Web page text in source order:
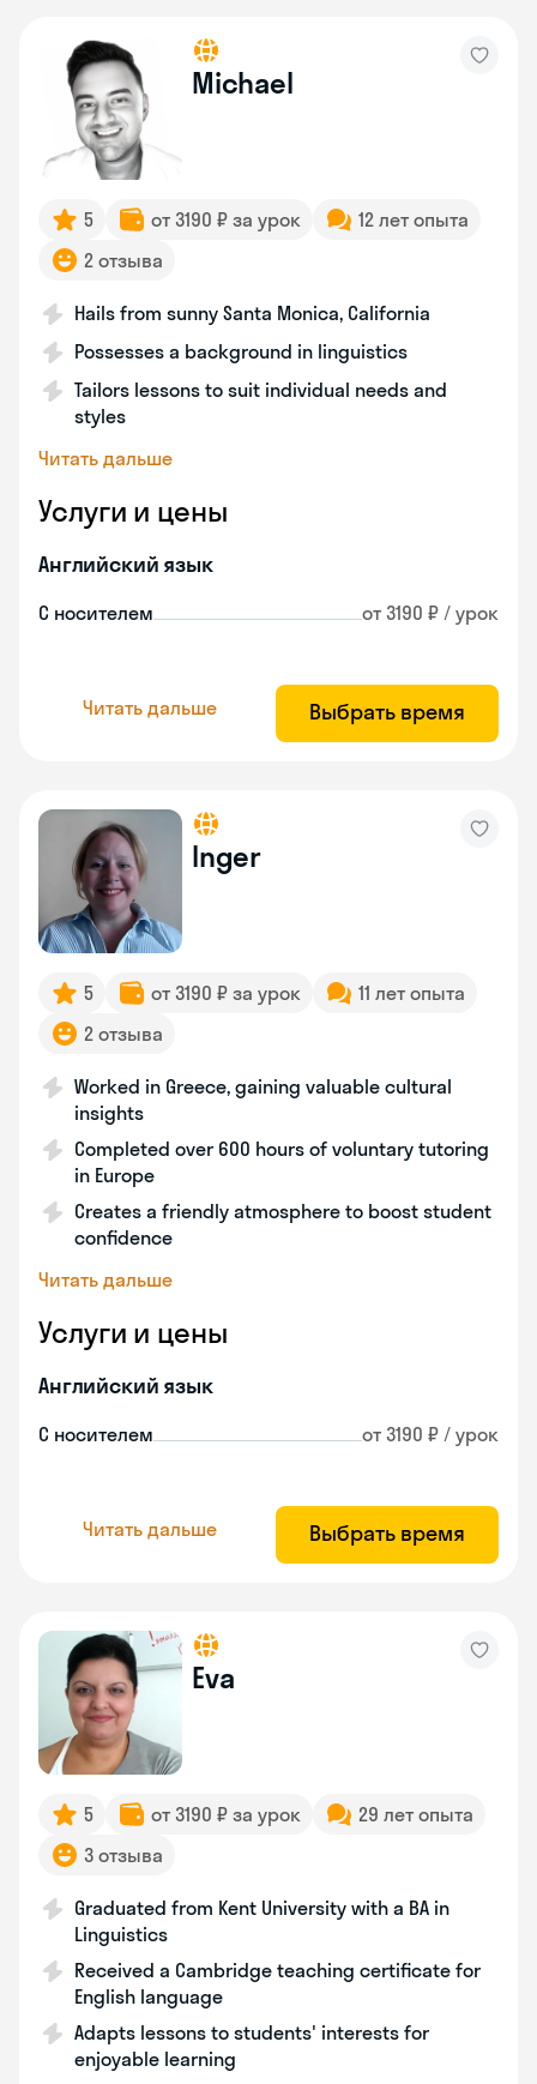
Michael
5 от 3190 ₽ за урок
12 лет опыта
2 отзыва
Hails from sunny Santa Monica, California
Possesses a background in linguistics
Tailors lessons to suit individual needs and
styles
Читать дальше
Услуги и цены
Английский язык
С носителем от 3190 ₽ / урок
Читать дальше Выбрать время
Inger
5 от 3190 ₽ за урок
11 лет опыта
2 отзыва
Worked in Greece, gaining valuable cultural
insights
Completed over 600 hours of voluntary tutoring
in Europe
Creates a friendly atmosphere to boost student
confidence
Читать дальше
Услуги и цены
Английский язык
С носителем от 3190 ₽ / урок
Читать дальше Выбрать время
Eva
5 от 3190 ₽ за урок
29 лет опыта
3 отзыва
Graduated from Kent University with a BA in
Linguistics
Received a Cambridge teaching certificate for
English language
Adapts lessons to students' interests for
enjoyable learning